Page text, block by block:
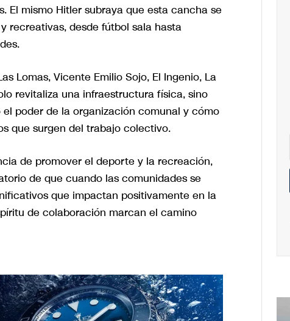
El mismo Hitler subraya que esta cancha se
recreativas, desde fútbol sala hasta
Lomas, Vicente Emilio Sojo, El Ingenio, La
revitaliza una infraestructura física, sino
poder de la organización comunal y cómo
que surgen del trabajo colectivo.
de promover el deporte y la recreación,
de que cuando las comunidades se
que impactan positivamente en la
de colaboración marcan el camino